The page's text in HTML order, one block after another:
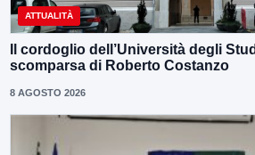
ATTUALITÀ
Il cordoglio dell’Università degli
scomparsa di Roberto Costanzo
8 AGOSTO 2026